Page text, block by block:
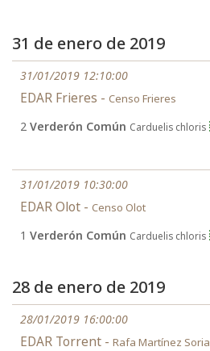
31 de enero de 2019
31/01/2019 12:10:00
EDAR Frieres - Censo Frieres
2 Verderón Común Carduelis chloris
31/01/2019 10:30:00
EDAR Olot - Censo Olot
1 Verderón Común Carduelis chloris
28 de enero de 2019
28/01/2019 16:00:00
EDAR Torrent - Rafa Martínez Soria